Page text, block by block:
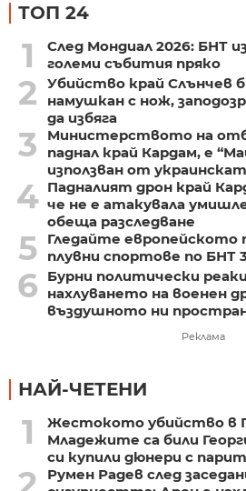
ТОП 24
1
След Мондиал 2026: БНТ
големи събития пряко
2
Убийство край Слънчев
намушкан с нож,
да избяга
3
Министерството на
паднал край Кардам, е
използван от
4 Падналият дрон край
че не е атакувала
обеща разследване
5
Гледайте европейското
плувни спортове по БНТ
6
Бурни политически
нахлуването на военен
въздушното ни
Реклама
НАЙ-ЧЕТЕНИ
1
Жестокото убийство в
Младежите са били
си купили дюнери с
Румен Радев след